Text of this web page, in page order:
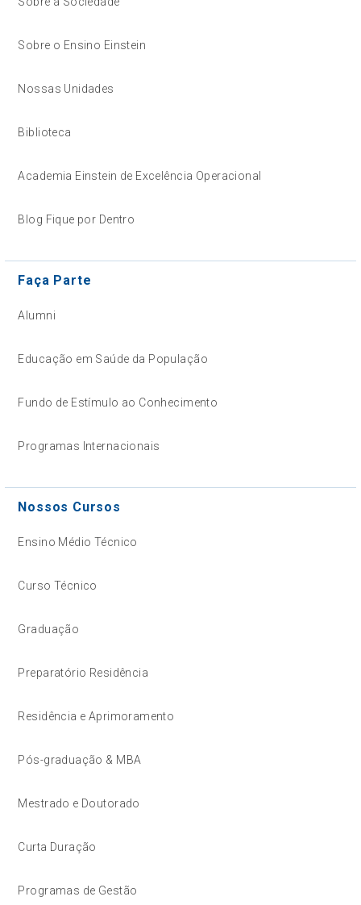
Sobre o Ensino Einstein
Nossas Unidades
Biblioteca
Academia Einstein de Excelência Operacional
Blog Fique por Dentro
Faça Parte
Alumni
Educação em Saúde da População
Fundo de Estímulo ao Conhecimento
Programas Internacionais
Nossos Cursos
Ensino Médio Técnico
Curso Técnico
Graduação
Preparatório Residência
Residência e Aprimoramento
Pós-graduação & MBA
Mestrado e Doutorado
Curta Duração
Programas de Gestão